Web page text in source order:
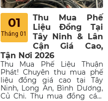
01
Tháng 01
Thu Mua Phế
Liệu Đồng Tại
Tây Ninh & Lân
Cận Giá Cao,
Tận Nơi 2026
Thu Mua Phế Liệu Thuận
Phát! Chuyên thu mua phế
liệu đồng giá cao tại Tây
Ninh, Long An, Bình Dương,
Củ Chi. Thu mua đồng cáp,